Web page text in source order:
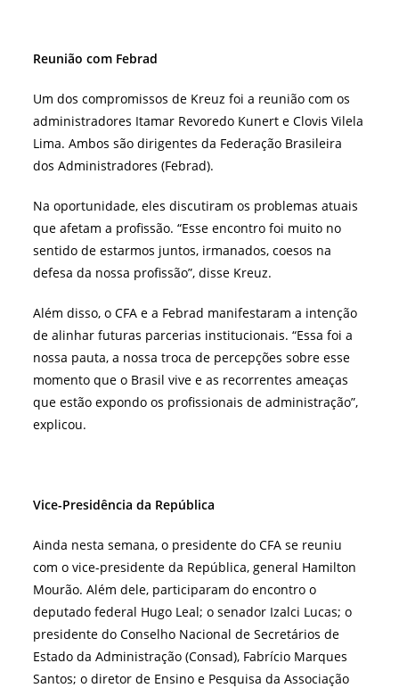
Reunião com Febrad
Um dos compromissos de Kreuz foi a reunião com os
administradores Itamar Revoredo Kunert e Clovis Vilela
Lima. Ambos são dirigentes da Federação Brasileira
dos Administradores (Febrad).
Na oportunidade, eles discutiram os problemas atuais
que afetam a profissão. “Esse encontro foi muito no
sentido de estarmos juntos, irmanados, coesos na
defesa da nossa profissão”, disse Kreuz.
Além disso, o CFA e a Febrad manifestaram a intenção
de alinhar futuras parcerias institucionais. “Essa foi a
nossa pauta, a nossa troca de percepções sobre esse
momento que o Brasil vive e as recorrentes ameaças
que estão expondo os profissionais de administração”,
explicou.
Vice-Presidência da República
Ainda nesta semana, o presidente do CFA se reuniu
com o vice-presidente da República, general Hamilton
Mourão. Além dele, participaram do encontro o
deputado federal Hugo Leal; o senador Izalci Lucas; o
presidente do Conselho Nacional de Secretários de
Estado da Administração (Consad), Fabrício Marques
Santos; o diretor de Ensino e Pesquisa da Associação